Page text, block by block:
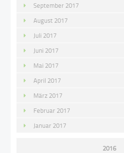
September 2017
August 2017
Juli 2017
Juni 2017
Mai 2017
April 2017
März 2017
Februar 2017
Januar 2017
2016